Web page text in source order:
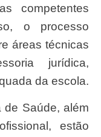
competentes
o processo
áreas técnicas
jurídica,
da escola.
estão